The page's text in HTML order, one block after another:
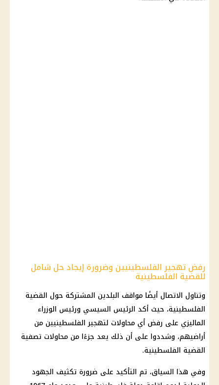
رفض تهجير الفلسطينيين وضرورة إيجاد حل شامل
للقضية الفلسطينية
وتناول الاتصال أيضًا مواقف البلدين المشتركة حول القضية
الفلسطينية، حيث أكد الرئيس السيسي ورئيس الوزراء
الماليزي على رفض أي محاولات لتهجير الفلسطينيين من
أراضيهم، وشددوا على أن ذلك يعد جزءًا من محاولات تصفية
القضية الفلسطينية.
وفي هذا السياق، تم التأكيد على ضرورة تكثيف الجهود